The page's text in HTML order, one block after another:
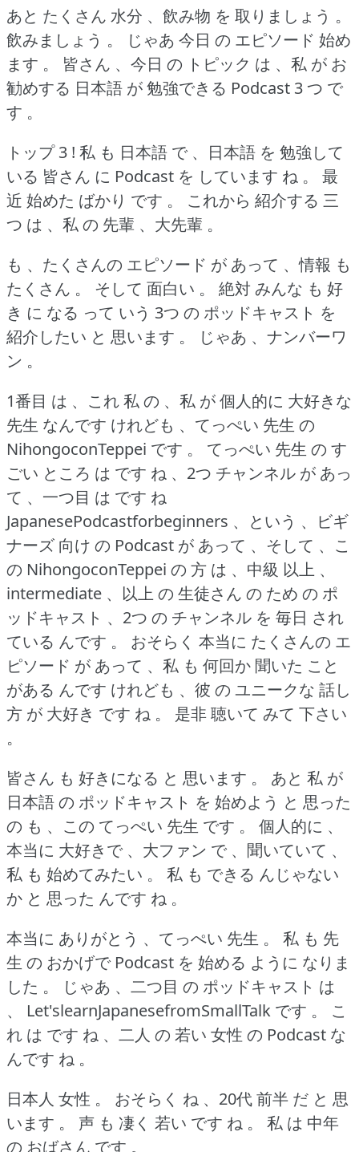
あと たくさん 水分 、飲み物 を 取りましょう 。
飲みましょう 。
じゃあ 今日 の エピソード 始め
ます 。
皆さん 、今日 の トピック は 、私 が お
勧めする 日本語 が 勉強できる Podcast 3 つ で
す 。
トップ 3 ! 私 も 日本語 で 、日本語 を 勉強して
いる 皆さん に Podcast を しています ね 。
最
近 始めた ばかり です 。
これから 紹介する 三
つ は 、私 の 先輩 、大先輩 。
も 、たくさんの エピソード が あって 、情報 も
たくさん 。
そして 面白い 。
絶対 みんな も 好
き に なる って いう 3つ の ポッドキャスト を
紹介したい と 思います 。
じゃあ 、ナンバーワ
ン 。
1番目 は 、これ 私 の 、私 が 個人的に 大好きな
先生 なんです けれども 、てっぺい 先生 の
NihongoconTeppei です 。
てっぺい 先生 の す
ごい ところ は です ね 、2つ チャンネル が あっ
て 、一つ目 は です ね
JapanesePodcastforbeginners 、という 、ビギ
ナーズ 向け の Podcast が あって 、そして 、こ
の NihongoconTeppei の 方 は 、中級 以上 、
intermediate 、以上 の 生徒さん の ため の ポ
ッドキャスト 、2つ の チャンネル を 毎日 され
ている んです 。
おそらく 本当に たくさんの エ
ピソード が あって 、私 も 何回か 聞いた こと
がある んです けれども 、彼 の ユニークな 話し
方 が 大好き です ね 。
是非 聴いて みて 下さい
。
皆さん も 好きになる と 思います 。
あと 私 が
日本語 の ポッドキャスト を 始めよう と 思った
の も 、この てっぺい 先生 です 。
個人的に 、
本当に 大好きで 、大ファン で 、聞いていて 、
私 も 始めてみたい 。
私 も できる んじゃない
か と 思った んです ね 。
本当に ありがとう 、てっぺい 先生 。
私 も 先
生 の おかげで Podcast を 始める ように なりま
した 。
じゃあ 、二つ目 の ポッドキャスト は
、 Let'slearnJapanesefromSmallTalk です 。
こ
れ は です ね 、二人 の 若い 女性 の Podcast な
んです ね 。
日本人 女性 。
おそらく ね 、20代 前半 だ と 思
います 。
声 も 凄く 若い です ね 。
私 は 中年
の おばさん です 。